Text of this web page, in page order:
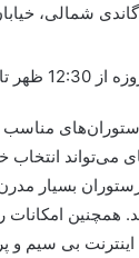
گاندی شمالی،
ظهر تا 11:45 شب
رستوران‌های
می‌تواند انتخاب
بسیار
امکانات
بی سیم و